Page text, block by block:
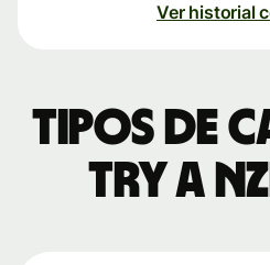
Ver historial
Tipos de
TRY a